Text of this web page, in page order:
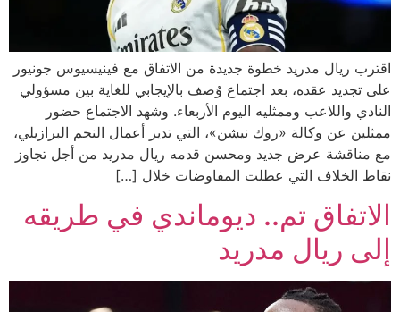
اقترب ريال مدريد خطوة جديدة من الاتفاق مع فينيسيوس جونيور
على تجديد عقده، بعد اجتماع وُصف بالإيجابي للغاية بين مسؤولي
النادي واللاعب وممثليه اليوم الأربعاء. وشهد الاجتماع حضور
ممثلين عن وكالة «روك نيشن»، التي تدير أعمال النجم البرازيلي،
مع مناقشة عرض جديد ومحسن قدمه ريال مدريد من أجل تجاوز
نقاط الخلاف التي عطلت المفاوضات خلال […]
الاتفاق تم.. ديوماندي في طريقه
إلى ريال مدريد